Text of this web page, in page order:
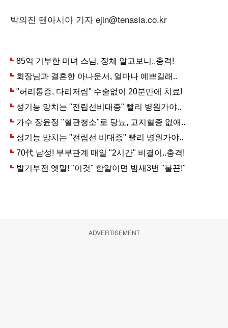
박의진 텐아시아 기자 ejin@tenasia.co.kr
ADVERTISEMENT